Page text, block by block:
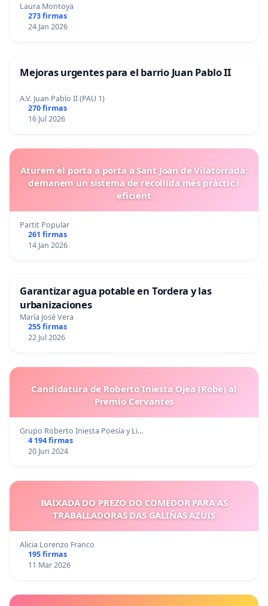
Laura Montoya
273 firmas
24 Jan 2026
Mejoras urgentes para el barrio Juan Pablo II
A.V. Juan Pablo II (PAU 1)
270 firmas
16 Jul 2026
Aturem el porta a porta a Sant Joan de Vilatorrada:
demanem un sistema de recollida més pràctic i
eficient
Partit Popular
261 firmas
14 Jan 2026
Garantizar agua potable en Tordera y las
urbanizaciones
María José Vera
255 firmas
22 Jul 2026
Candidatura de Roberto Iniesta Ojea (Robe) al
Premio Cervantes
Grupo Roberto Iniesta Poesía y Li…
4 194 firmas
20 Jun 2024
BAIXADA DO PREZO DO COMEDOR PARA AS
TRABALLADORAS DAS GALIÑAS AZUIS
Alicia Lorenzo Franco
195 firmas
11 Mar 2026